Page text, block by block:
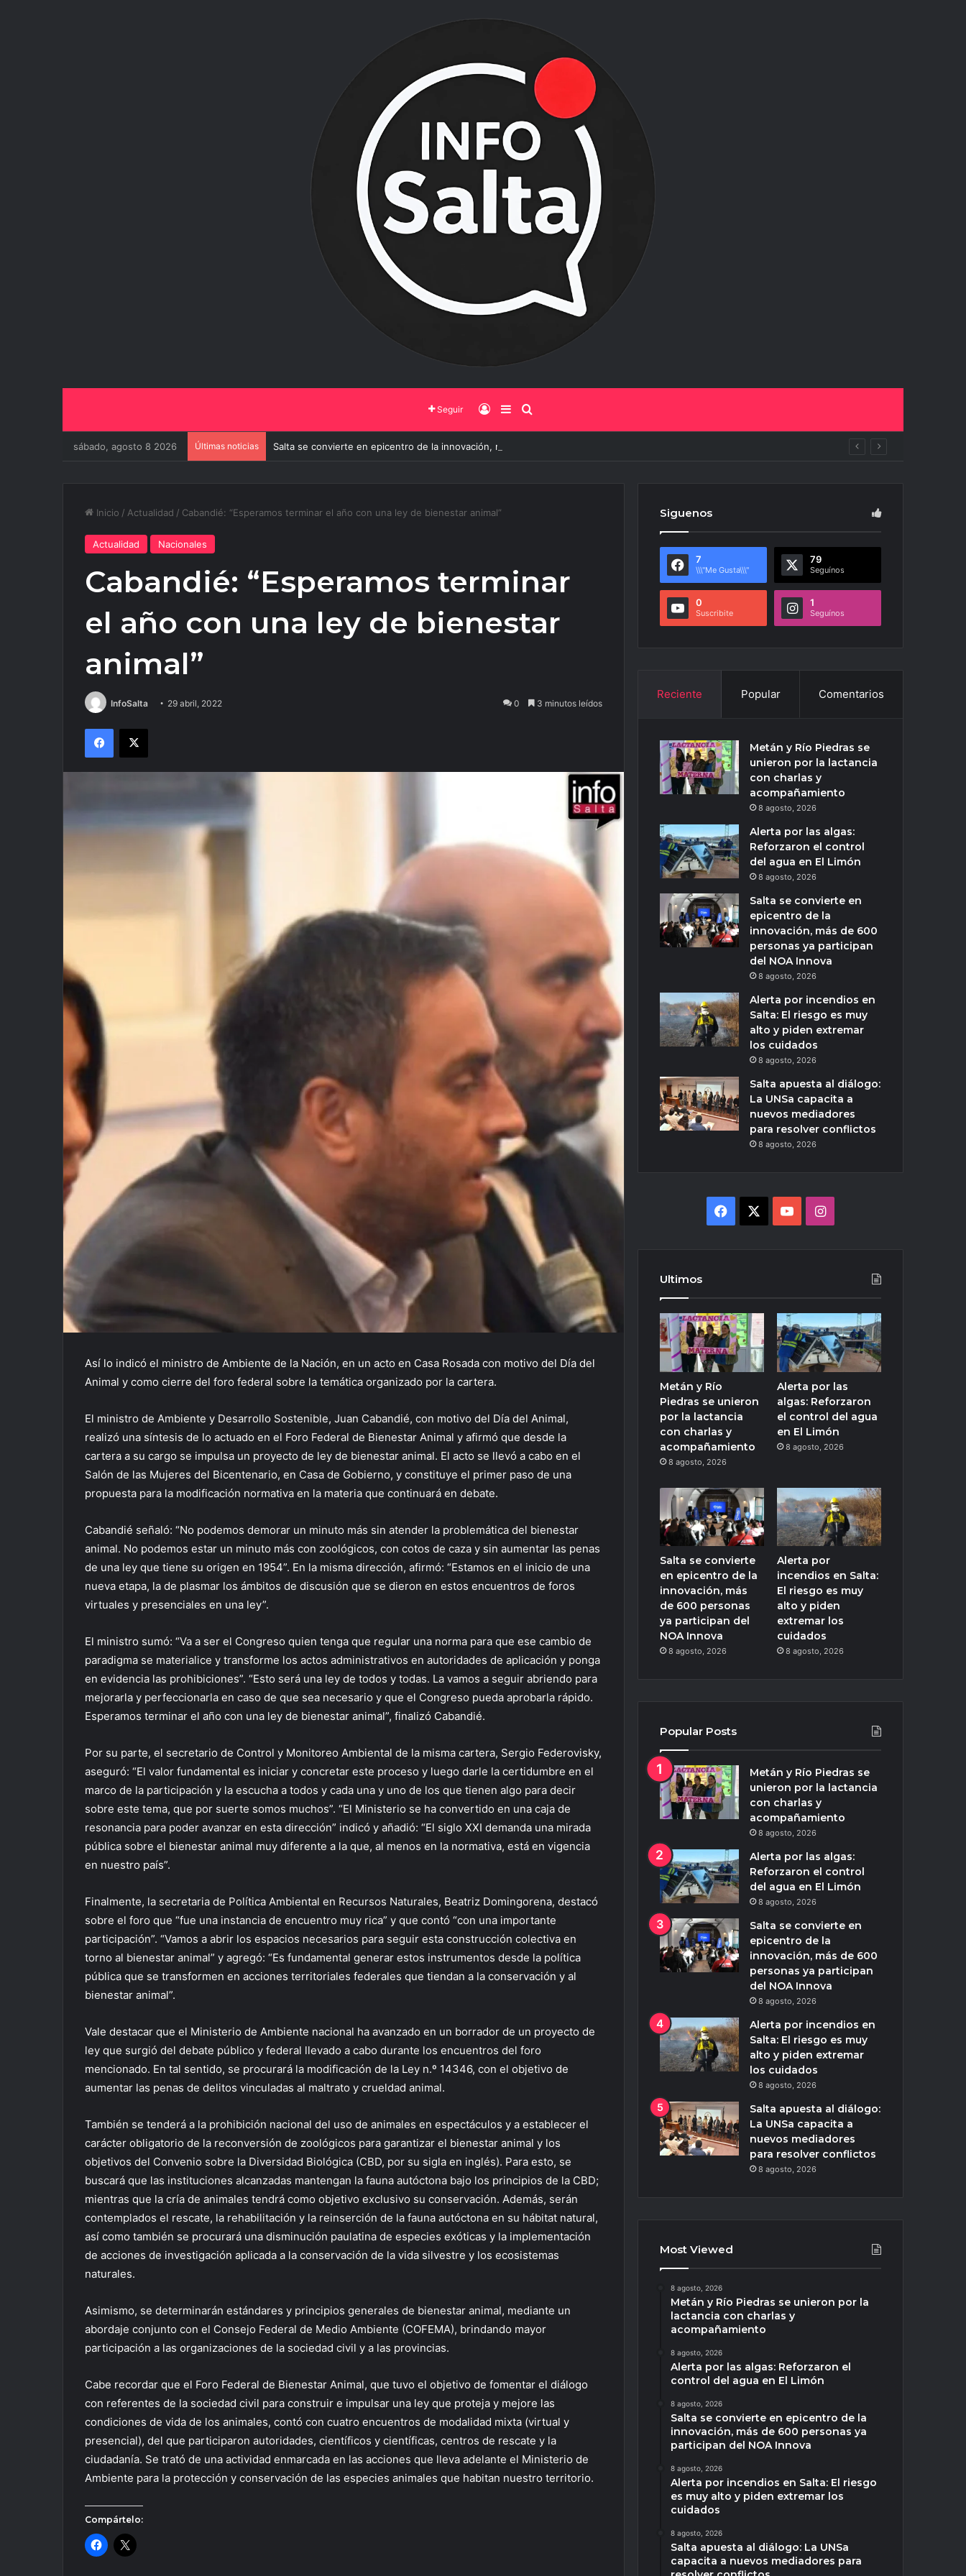
Seguir Iniciar Sesión
Barra Lateral
sábado, agosto 8 2026 Últimas noticias Salta se convierte en epicentro de la innovación, más de 600 personas ya participan del NOA Innova
Inicio / Actualidad / Cabandié: “Esperamos terminar el año con una ley de bienestar animal”
Actualidad Nacionales
Cabandié: “Esperamos terminar
el año con una ley de bienestar
animal”
InfoSalta 29 abril, 2022 0 3 minutos leídos
Facebook
X
Así lo indicó el ministro de Ambiente de la Nación, en un acto en Casa Rosada con motivo del Día del
Animal y como cierre del foro federal sobre la temática organizado por la cartera.
El ministro de Ambiente y Desarrollo Sostenible, Juan Cabandié, con motivo del Día del Animal,
realizó una síntesis de lo actuado en el Foro Federal de Bienestar Animal y afirmó que desde la
cartera a su cargo se impulsa un proyecto de ley de bienestar animal. El acto se llevó a cabo en el
Salón de las Mujeres del Bicentenario, en Casa de Gobierno, y constituye el primer paso de una
propuesta para la modificación normativa en la materia que continuará en debate.
Cabandié señaló: “No podemos demorar un minuto más sin atender la problemática del bienestar
animal. No podemos estar un minuto más con zoológicos, con cotos de caza y sin aumentar las penas
de una ley que tiene su origen en 1954”. En la misma dirección, afirmó: “Estamos en el inicio de una
nueva etapa, la de plasmar los ámbitos de discusión que se dieron en estos encuentros de foros
virtuales y presenciales en una ley”.
El ministro sumó: “Va a ser el Congreso quien tenga que regular una norma para que ese cambio de
paradigma se materialice y transforme los actos administrativos en autoridades de aplicación y ponga
en evidencia las prohibiciones”. “Esto será una ley de todos y todas. La vamos a seguir abriendo para
mejorarla y perfeccionarla en caso de que sea necesario y que el Congreso pueda aprobarla rápido.
Esperamos terminar el año con una ley de bienestar animal”, finalizó Cabandié.
Por su parte, el secretario de Control y Monitoreo Ambiental de la misma cartera, Sergio Federovisky,
aseguró: “El valor fundamental es iniciar y concretar este proceso y luego darle la certidumbre en el
marco de la participación y la escucha a todos y cada una y uno de los que tienen algo para decir
sobre este tema, que por suerte somos muchos”. “El Ministerio se ha convertido en una caja de
resonancia para poder avanzar en esta dirección” indicó y añadió: “El siglo XXI demanda una mirada
pública sobre el bienestar animal muy diferente a la que, al menos en la normativa, está en vigencia
en nuestro país”.
Finalmente, la secretaria de Política Ambiental en Recursos Naturales, Beatriz Domingorena, destacó
sobre el foro que “fue una instancia de encuentro muy rica” y que contó “con una importante
participación”. “Vamos a abrir los espacios necesarios para seguir esta construcción colectiva en
torno al bienestar animal” y agregó: “Es fundamental generar estos instrumentos desde la política
pública que se transformen en acciones territoriales federales que tiendan a la conservación y al
bienestar animal”.
Vale destacar que el Ministerio de Ambiente nacional ha avanzado en un borrador de un proyecto de
ley que surgió del debate público y federal llevado a cabo durante los encuentros del foro
mencionado. En tal sentido, se procurará la modificación de la Ley n.º 14346, con el objetivo de
aumentar las penas de delitos vinculadas al maltrato y crueldad animal.
También se tenderá a la prohibición nacional del uso de animales en espectáculos y a establecer el
carácter obligatorio de la reconversión de zoológicos para garantizar el bienestar animal y los
objetivos del Convenio sobre la Diversidad Biológica (CBD, por su sigla en inglés). Para esto, se
buscará que las instituciones alcanzadas mantengan la fauna autóctona bajo los principios de la CBD;
mientras que la cría de animales tendrá como objetivo exclusivo su conservación. Además, serán
contemplados el rescate, la rehabilitación y la reinserción de la fauna autóctona en su hábitat natural,
así como también se procurará una disminución paulatina de especies exóticas y la implementación
de acciones de investigación aplicada a la conservación de la vida silvestre y los ecosistemas
naturales.
Asimismo, se determinarán estándares y principios generales de bienestar animal, mediante un
abordaje conjunto con el Consejo Federal de Medio Ambiente (COFEMA), brindando mayor
participación a las organizaciones de la sociedad civil y a las provincias.
Cabe recordar que el Foro Federal de Bienestar Animal, que tuvo el objetivo de fomentar el diálogo
con referentes de la sociedad civil para construir e impulsar una ley que proteja y mejore las
condiciones de vida de los animales, contó con cuatro encuentros de modalidad mixta (virtual y
presencial), del que participaron autoridades, científicos y científicas, centros de rescate y la
ciudadanía. Se trató de una actividad enmarcada en las acciones que lleva adelante el Ministerio de
Ambiente para la protección y conservación de las especies animales que habitan nuestro territorio.
Compártelo:
Siguenos
7
\\\"Me Gusta\\\"
79
Seguínos
0
Suscribite
1
Seguínos
Reciente Popular Comentarios
Metán y Río Piedras se
unieron por la lactancia
con charlas y
acompañamiento
8 agosto, 2026
Alerta por las algas:
Reforzaron el control
del agua en El Limón
8 agosto, 2026
Salta se convierte en
epicentro de la
innovación, más de 600
personas ya participan
del NOA Innova
8 agosto, 2026
Alerta por incendios en
Salta: El riesgo es muy
alto y piden extremar
los cuidados
8 agosto, 2026
Salta apuesta al diálogo:
La UNSa capacita a
nuevos mediadores
para resolver conflictos
8 agosto, 2026
Facebook YouTubeInstagram
Ultimos
Metán y Río
Piedras se unieron
por la lactancia
con charlas y
acompañamiento
8 agosto, 2026
Alerta por las
algas: Reforzaron
el control del agua
en El Limón
8 agosto, 2026
Salta se convierte
en epicentro de la
innovación, más
de 600 personas
ya participan del
NOA Innova
8 agosto, 2026
Alerta por
incendios en Salta:
El riesgo es muy
alto y piden
extremar los
cuidados
8 agosto, 2026
Popular Posts
Metán y Río Piedras se
unieron por la lactancia
con charlas y
acompañamiento
8 agosto, 2026
Alerta por las algas:
Reforzaron el control
del agua en El Limón
8 agosto, 2026
Salta se convierte en
epicentro de la
innovación, más de 600
personas ya participan
del NOA Innova
8 agosto, 2026
Alerta por incendios en
Salta: El riesgo es muy
alto y piden extremar
los cuidados
8 agosto, 2026
Salta apuesta al diálogo:
La UNSa capacita a
nuevos mediadores
para resolver conflictos
8 agosto, 2026
Most Viewed
8 agosto, 2026
Metán y Río Piedras se unieron por la
lactancia con charlas y
acompañamiento
8 agosto, 2026
Alerta por las algas: Reforzaron el
control del agua en El Limón
8 agosto, 2026
Salta se convierte en epicentro de la
innovación, más de 600 personas ya
participan del NOA Innova
8 agosto, 2026
Alerta por incendios en Salta: El riesgo
es muy alto y piden extremar los
cuidados
8 agosto, 2026
Salta apuesta al diálogo: La UNSa
capacita a nuevos mediadores para